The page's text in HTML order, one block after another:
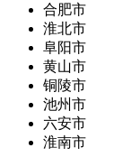
合肥市
淮北市
阜阳市
黄山市
铜陵市
池州市
六安市
淮南市